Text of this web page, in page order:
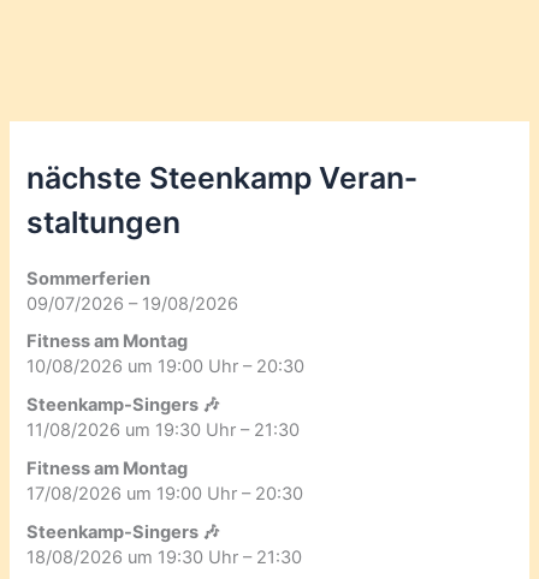
nächste Steenkamp Veran­
staltungen
Sommerferien
09/07/2026 – 19/08/2026
Fitness am Montag
10/08/2026 um 19:00 Uhr – 20:30
Steenkamp-Singers 🎶
11/08/2026 um 19:30 Uhr – 21:30
Fitness am Montag
17/08/2026 um 19:00 Uhr – 20:30
Steenkamp-Singers 🎶
18/08/2026 um 19:30 Uhr – 21:30